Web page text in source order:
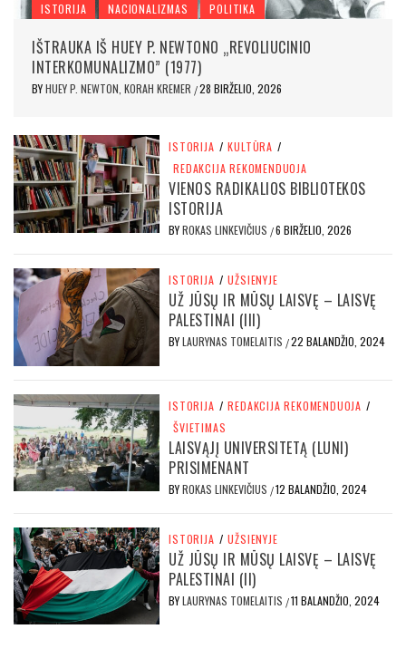
ISTORIJA NACIONALIZMAS POLITIKA
IŠTRAUKA IŠ HUEY P. NEWTONO „REVOLIUCINIO
INTERKOMUNALIZMO” (1977)
BYHUEY P. NEWTON, KORAH KREMER /28 BIRŽELIO, 2026
ISTORIJA / KULTŪRA /
REDAKCIJA REKOMENDUOJA
VIENOS RADIKALIOS BIBLIOTEKOS
ISTORIJA
BYROKAS LINKEVIČIUS /6 BIRŽELIO, 2026
ISTORIJA / UŽSIENYJE
UŽ JŪSŲ IR MŪSŲ LAISVĘ – LAISVĘ
PALESTINAI (III)
BYLAURYNAS TOMELAITIS /22 BALANDŽIO, 2024
ISTORIJA / REDAKCIJA REKOMENDUOJA /
ŠVIETIMAS
LAISVĄJĮ UNIVERSITETĄ (LUNI)
PRISIMENANT
BYROKAS LINKEVIČIUS /12 BALANDŽIO, 2024
ISTORIJA / UŽSIENYJE
UŽ JŪSŲ IR MŪSŲ LAISVĘ – LAISVĘ
PALESTINAI (II)
BYLAURYNAS TOMELAITIS /11 BALANDŽIO, 2024